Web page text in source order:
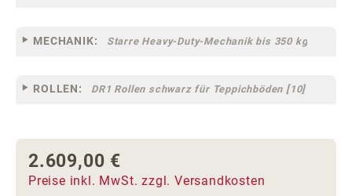
MECHANIK: Starre Heavy-Duty-Mechanik bis 350 kg
ROLLEN: DR1 Rollen schwarz für Teppichböden [10]
Regulärer Preis:
2.609,00 €
Preise inkl. MwSt. zzgl. Versandkosten